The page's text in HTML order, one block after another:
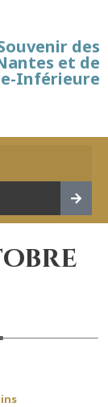
des
et de
Inférieure